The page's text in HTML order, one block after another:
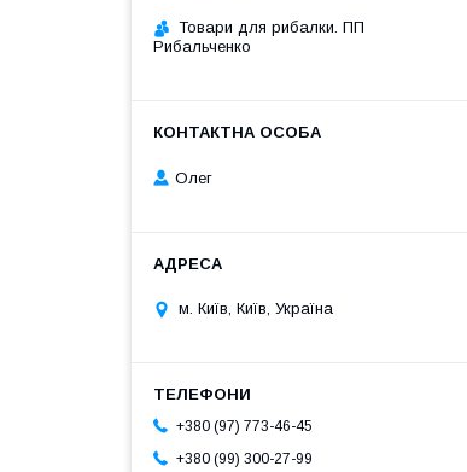
Товари для рибалки. ПП
Рибальченко
Олег
м. Київ, Київ, Україна
+380 (97) 773-46-45
+380 (99) 300-27-99